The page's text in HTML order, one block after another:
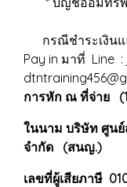
กรณีชำระเงินแ
Pay in มาที่
การหัก ณ ที่จ่าย
ในนาม บริษัท ศูน
จำกัด (สนญ.)
เลขที่ผู้เสียภาษี